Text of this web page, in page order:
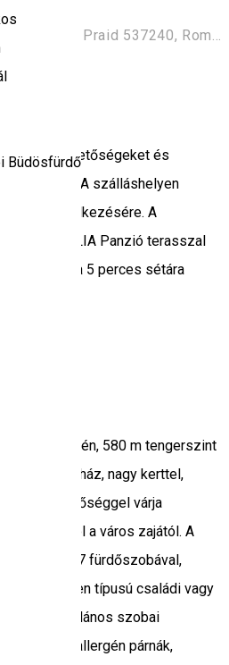
Büdösfürdő
Strada Nádasfő & Strada Principală, Praid 537240, Romania
lehetőségeket és
A szálláshelyen
rendelkezésére. A
Az AMALIA Panzió terasszal
uszoda 5 perces sétára
Romania
nyugati részén, 580 m tengerszint
vendégház, nagy kerttel,
lehetőséggel várja
távol a város zajától. A
7 szobával, 7 fürdőszobával,
bármilyen típusú családi vagy
Általános szobai
hipoallergén párnák,